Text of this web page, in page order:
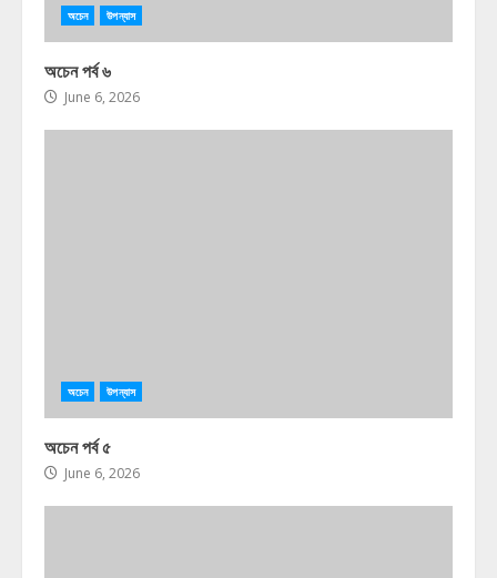
অচেন উপন্যাস
অচেন পর্ব ৬
June 6, 2026
অচেন উপন্যাস
অচেন পর্ব ৫
June 6, 2026